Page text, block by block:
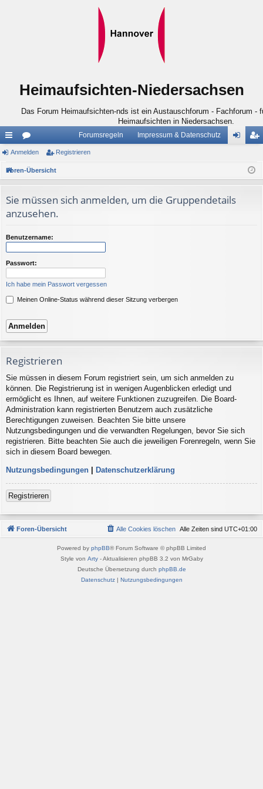
Heimaufsichten-Niedersachsen
Das Forum Heimaufsichten-nds ist ein Austauschforum - Fachforum -
Heimaufsichten in Niedersachsen.
ch
ne
ug
or
en
Forumsregeln Impressum & Datenschutz
de
ist
Anmelden Registrieren
Foren-Übersicht
Sie müssen sich anmelden, um die Gruppendetails
anzusehen.
Benutzername:
Passwort:
Ich habe mein Passwort vergessen
Meinen Online-Status während dieser Sitzung verbergen
Registrieren
Sie müssen in diesem Forum registriert sein, um sich anmelden zu
können. Die Registrierung ist in wenigen Augenblicken erledigt und
ermöglicht es Ihnen, auf weitere Funktionen zuzugreifen. Die Board-
Administration kann registrierten Benutzern auch zusätzliche
Berechtigungen zuweisen. Beachten Sie bitte unsere
Nutzungsbedingungen und die verwandten Regelungen, bevor Sie sich
registrieren. Bitte beachten Sie auch die jeweiligen Forenregeln, wenn Sie
sich in diesem Board bewegen.
Nutzungsbedingungen | Datenschutzerklärung
Registrieren
Foren-Übersicht Alle Zeiten sind UTC+01:00
Alle Cookies löschen
Powered by phpBB® Forum Software © phpBB Limited
Style von Arty- Aktualisieren phpBB 3.2 von MrGaby
Deutsche Übersetzung durch phpBB.de
Datenschutz| Nutzungsbedingungen